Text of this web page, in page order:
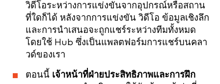
วิดีโอระหว่างการแข่งขันจากอุปกรณ์หรือสถาน
ที่ใดก็ได้ หลังจากการแข่งขัน วิดีโอ ข้อมูลเชิงลึก
และการนำเสนอจะถูกแชร์ระหว่างทีมทั้งหมด
โดยใช้ Hub ซึ่งเป็นแพลตฟอร์มการแชร์บนคลา
วด์ของเรา
ตอนนี้ เจ้าหน้าที่ฝ่ายประสิทธิภาพและการฝึก